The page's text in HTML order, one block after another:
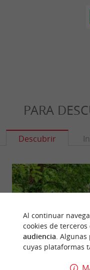
PARA
Descubrir
Al continuar
cookies de
audiencia.
cuyas plataformas